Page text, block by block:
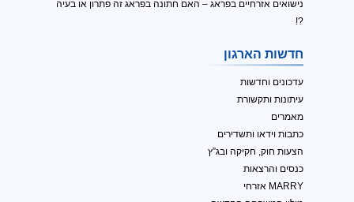
נישואים אזרחיים בפראג – האם חתונה בפראג זה פתרון או בעיה
?!
חדשות הארגון
עדכונים וחדשות
עיתונות ותקשורת
מאמרים
כתבות וידאו ותשדירים
הצעות חוק, חקיקה ובג”ץ
כנסים והרצאות
MARRY אזרחי